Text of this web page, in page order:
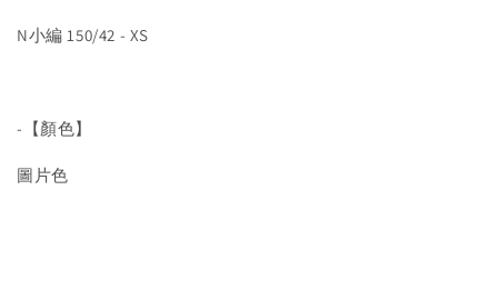
N小編 150/42 - XS
-【顏色】
圖片色